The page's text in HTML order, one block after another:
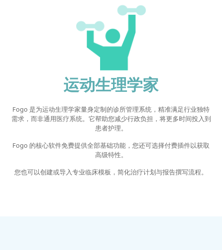
运动生理学家
Fogo 是为运动生理学家量身定制的诊所管理系统，精准满足行业独特
需求，而非通用医疗系统。它帮助您减少行政负担，将更多时间投入到
患者护理。
Fogo 的核心软件免费提供全部基础功能，您还可选择付费插件以获取
高级特性。
您也可以创建或导入专业临床模板，简化治疗计划与报告撰写流程。